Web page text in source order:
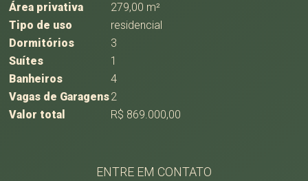
Área privativa
279,00 m²
Tipo de uso
residencial
Dormitórios
3
Suítes
1
Banheiros
4
Vagas de Garagens2
Valor total
R$ 869.000,00
ENTRE EM CONTATO